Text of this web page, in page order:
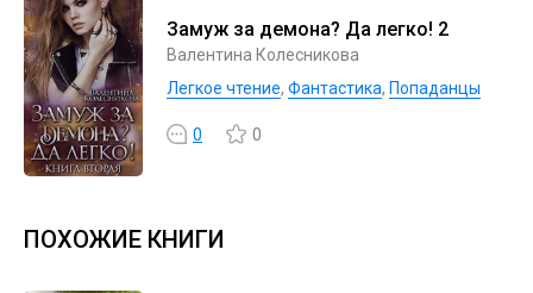
Замуж за демона? Да легко! 2
Валентина Колесникова
Легкое чтение, Фантастика, Попаданцы
0 0
ПОХОЖИЕ КНИГИ